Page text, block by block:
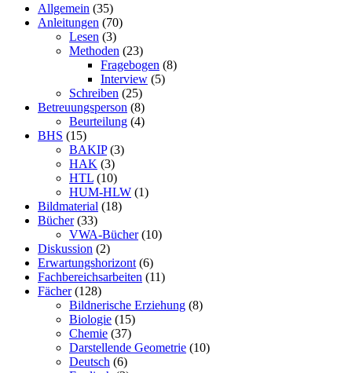
Allgemein (35)
Anleitungen (70)
Lesen (3)
Methoden (23)
Fragebogen (8)
Interview (5)
Schreiben (25)
Betreuungsperson (8)
Beurteilung (4)
BHS (15)
BAKIP(3)
HAK (3)
HTL (10)
HUM-HLW (1)
Bildmaterial (18)
Bücher(33)
VWA-Bücher(10)
Diskussion (2)
Erwartungshorizont (6)
Fachbereichsarbeiten (11)
Fächer(128)
Bildnerische Erziehung (8)
Biologie (15)
Chemie (37)
Darstellende Geometrie (10)
Deutsch (6)